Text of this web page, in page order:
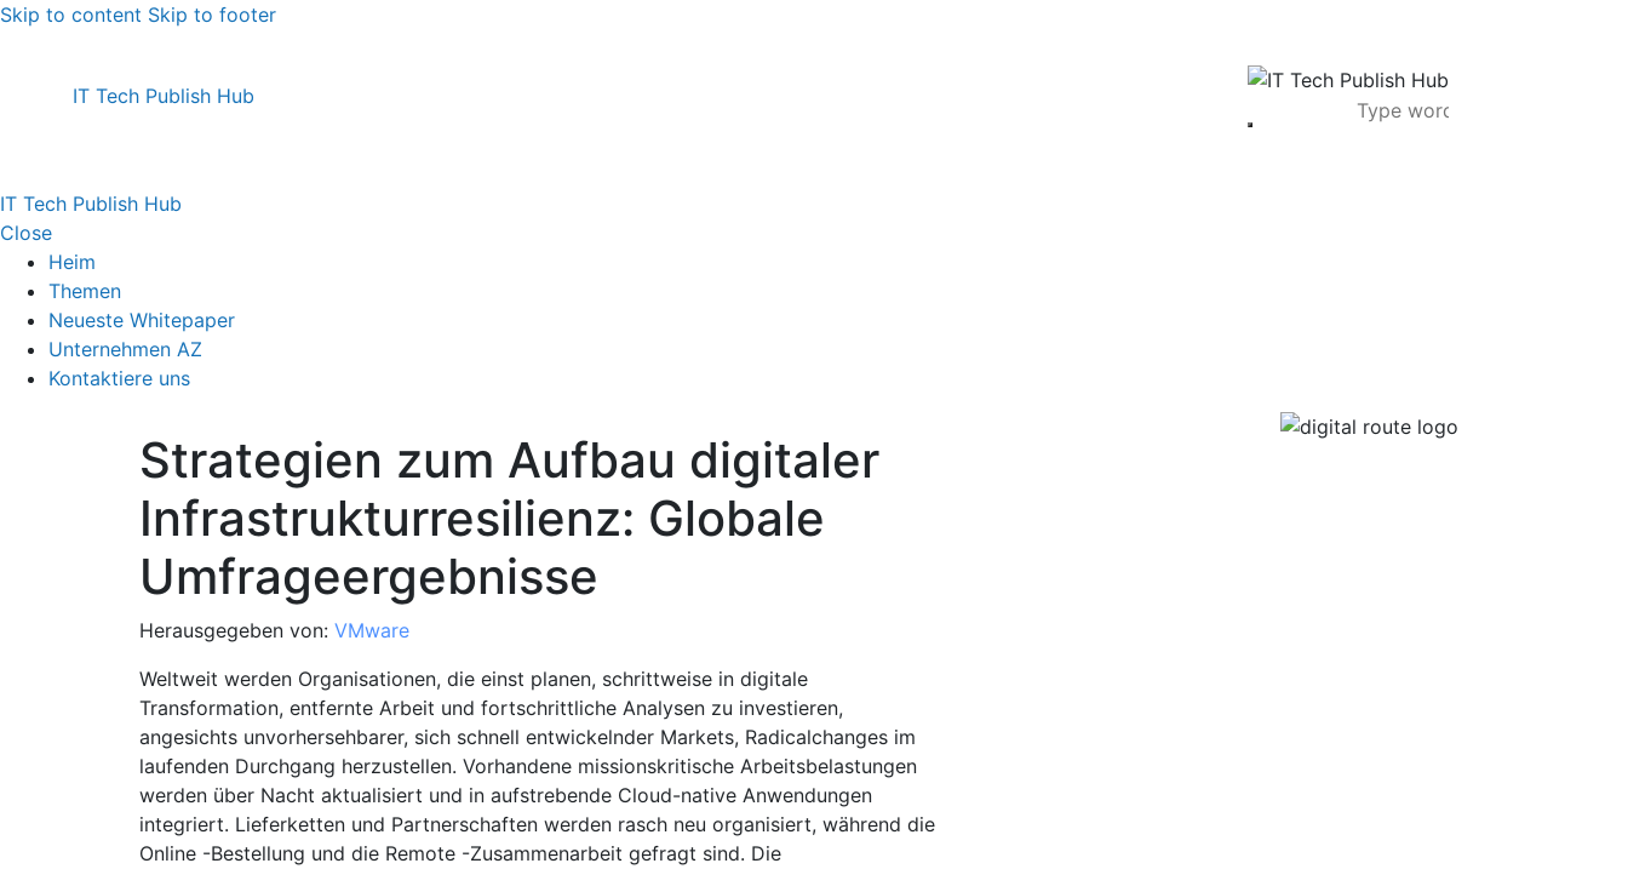
Skip to content Skip to footer
IT Tech Publish Hub
IT Tech Publish Hub
Close
Heim
Themen
Neueste Whitepaper
Unternehmen AZ
Kontaktiere uns
Strategien zum Aufbau digitaler
Infrastrukturresilienz: Globale
Umfrageergebnisse
Herausgegeben von: VMware
Weltweit werden Organisationen, die einst planen, schrittweise in digitale
Transformation, entfernte Arbeit und fortschrittliche Analysen zu investieren,
angesichts unvorhersehbarer, sich schnell entwickelnder Markets, Radicalchanges im
laufenden Durchgang herzustellen. Vorhandene missionskritische Arbeitsbelastungen
werden über Nacht aktualisiert und in aufstrebende Cloud-native Anwendungen
integriert. Lieferketten und Partnerschaften werden rasch neu organisiert, während die
Online -Bestellung und die Remote -Zusammenarbeit gefragt sind. Die